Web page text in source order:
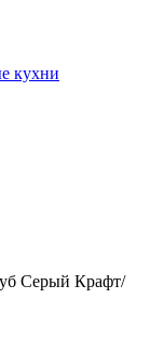
кухни
Серый Крафт/